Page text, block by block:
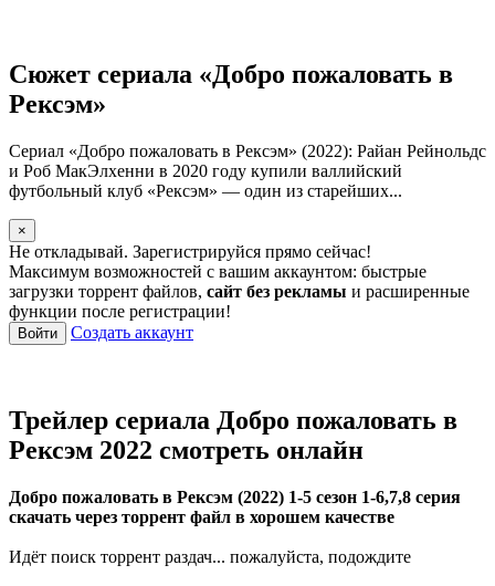
Сюжет сериала «Добро пожаловать в
Рексэм»
Сериал «Добро пожаловать в Рексэм» (2022): Райан Рейнольдс
и Роб МакЭлхенни в 2020 году купили валлийский
футбольный клуб «Рексэм» — один из старейших...
×
Не откладывай. Зарегистрируйся прямо сейчас!
Максимум возможностей с вашим аккаунтом: быстрые
загрузки торрент файлов, сайт без рекламы и расширенные
функции после регистрации!
Войти Создать аккаунт
Трейлер сериала Добро пожаловать в
Рексэм 2022 смотреть онлайн
Добро пожаловать в Рексэм (2022) 1-5 сезон 1-6,7,8 серия
скачать через торрент файл в хорошем качестве
Идёт поиск торрент раздач... пожалуйста, подождите